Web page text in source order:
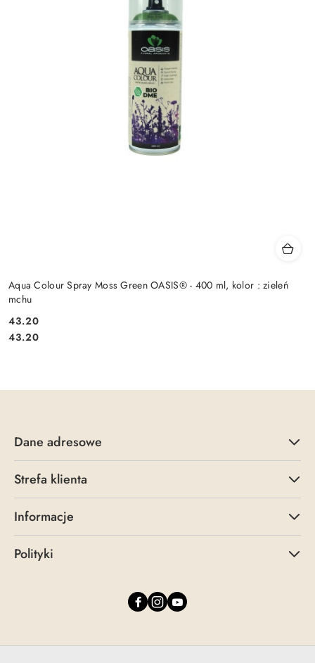
Aqua Colour Spray Moss Green OASIS® - 400 ml, kolor : zieleń
mchu
Cena:
43.20
Cena:
43.20
Dane adresowe
Strefa klienta
Informacje
Polityki